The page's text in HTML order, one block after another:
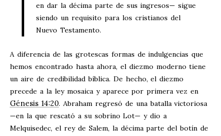
en dar la décima parte de sus ingresos— sigue
siendo un requisito para los cristianos del
Nuevo Testamento.
A diferencia de las grotescas formas de indulgencias que
hemos encontrado hasta ahora, el diezmo moderno tiene
un aire de credibilidad bíblica. De hecho, el diezmo
precede a la ley mosaica y aparece por primera vez en
Génesis 14:20. Abraham regresó de una batalla victoriosa
—en la que rescató a su sobrino Lot— y dio a
Melquisedec, el rey de Salem, la décima parte del botín de